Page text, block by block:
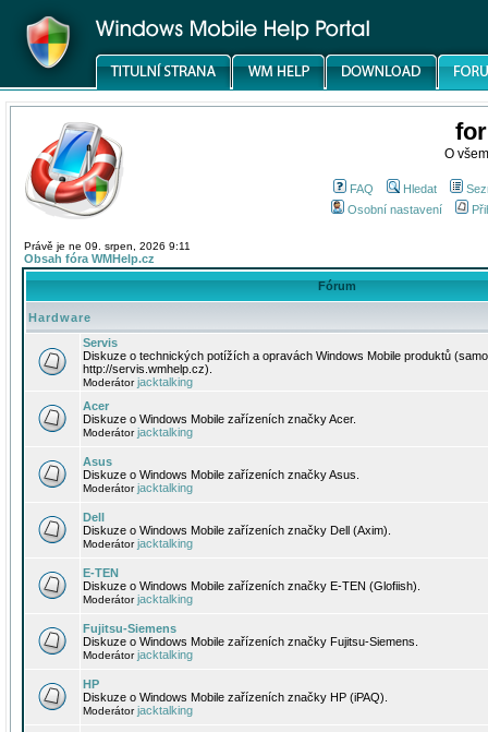
O
FAQ Hledat
Osobní nastavení
Právě je ne 09. srpen, 2026 9:11
Obsah fóra WMHelp.cz
Fórum
Hardware
Servis
Diskuze o technických potížích a opravách Windows Mobile produktů
http://servis.wmhelp.cz).
Moderátorjacktalking
Acer
Diskuze o Windows Mobile zařízeních značky Acer.
Moderátorjacktalking
Asus
Diskuze o Windows Mobile zařízeních značky Asus.
Moderátorjacktalking
Dell
Diskuze o Windows Mobile zařízeních značky Dell (Axim).
Moderátorjacktalking
E-TEN
Diskuze o Windows Mobile zařízeních značky E-TEN (Glofiish).
Moderátorjacktalking
Fujitsu-Siemens
Diskuze o Windows Mobile zařízeních značky Fujitsu-Siemens.
Moderátorjacktalking
HP
Diskuze o Windows Mobile zařízeních značky HP (iPAQ).
Moderátorjacktalking